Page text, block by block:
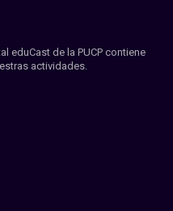
eduCast de la PUCP contiene
actividades.